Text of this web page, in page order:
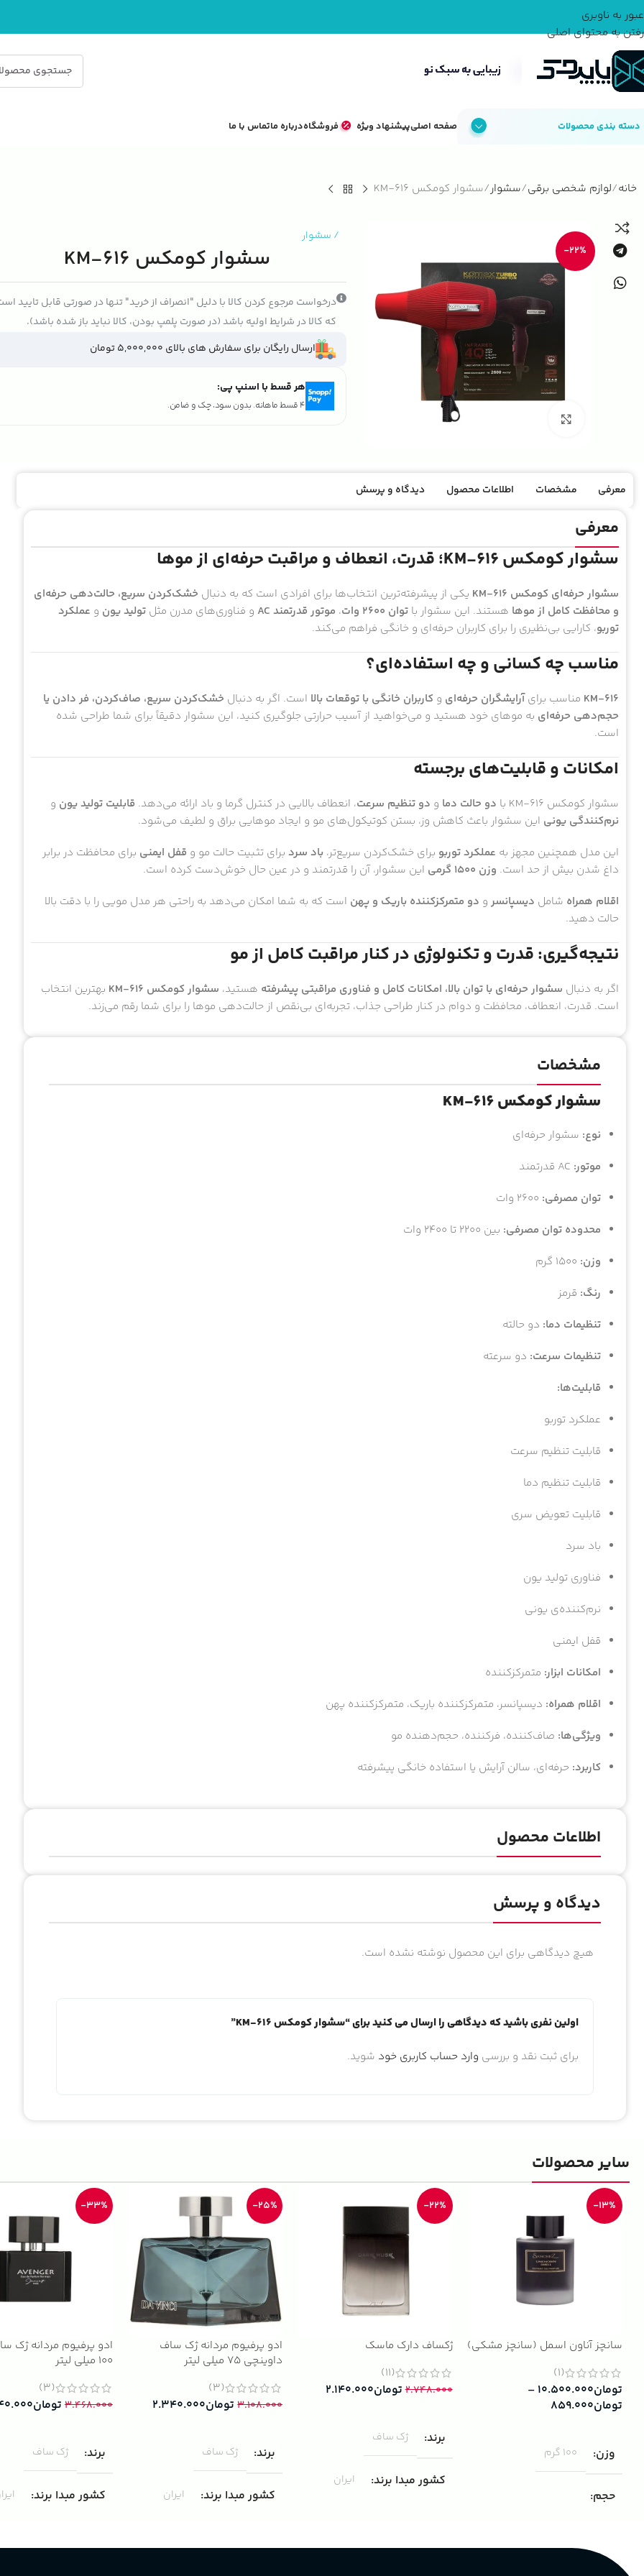
عبور به ناوبری
رفتن به محتوای اصلی
دسته بندی محصولات صفحه اصلیپیشنهاد ویژه فروشگاهدرباره ماتماس با ما
خانه لوازم شخصی برقی سشوار سشوار کومکس KM-616
-22%
/ سشوار
سشوار کومکس KM-616
درخواست مرجوع کردن کالا با دلیل "انصراف از خرید" تنها در صورتی قابل تایید
که کالا در شرایط اولیه باشد (در صورت پلمپ بودن، کالا نباید باز شده باشد).
ارسال رایگان برای سفارش های بالای 5,000,000 تومان
هر قسط با اسنپ پی:
4 قسط ماهانه. بدون سود، چک و ضامن.
معرفی مشخصات اطلاعات محصول دیدگاه و پرسش
معرفی
سشوار کومکس KM-616؛ قدرت، انعطاف و مراقبت حرفه‌ای از موها
سشوار حرفه‌ای کومکس KM-616 یکی از پیشرفته‌ترین انتخاب‌ها برای افرادی است که به دنبال خشک‌کردن سریع، حالت‌دهی حرفه‌ای
و محافظت کامل از موها هستند. این سشوار با توان ۲۶۰۰ وات ، موتور قدرتمند AC و فناوری‌های مدرن مثل تولید یون و عملکرد
توربو، کارایی بی‌نظیری را برای کاربران حرفه‌ای و خانگی فراهم می‌کند.
مناسب چه کسانی و چه استفاده‌ای؟
KM-616 مناسب برایآرایشگران حرفه‌ای و کاربران خانگی با توقعات بالا است. اگر به دنبال خشک‌کردن سریع، صاف‌کردن، فر دادن یا
حجم‌دهی حرفه‌ای به موهای خود هستید و می‌خواهید از آسیب حرارتی جلوگیری کنید، این سشوار دقیقاً برای شما طراحی شده
است.
امکانات و قابلیت‌های برجسته
سشوار کومکس KM-616 با دو حالت دما و دو تنظیم سرعت، انعطاف بالایی در کنترل گرما و باد ارائه می‌دهد. قابلیت تولید یون و
نرم‌کنندگی یونی این سشوار باعث کاهش وز، بستن کوتیکول‌های مو و ایجاد موهایی براق و لطیف می‌شود.
این مدل همچنین مجهز به عملکرد توربو برای خشک‌کردن سریع‌تر، باد سرد برای تثبیت حالت مو و قفل ایمنی برای محافظت در برابر
داغ شدن بیش از حد است. وزن ۱۵۰۰ گرمی
این سشوار، آن را قدرتمند و در عین حال خوش‌دست کرده است.
اقلام همراه شامل دیسپانسر و دو متمرکزکننده باریک و پهن است که به شما امکان می‌دهد به راحتی هر مدل مویی را با دقت بالا
حالت دهید.
نتیجه‌گیری: قدرت و تکنولوژی در کنار مراقبت کامل از مو
اگر به دنبال سشوار حرفه‌ای با توان بالا، امکانات کامل و فناوری مراقبتی پیشرفته هستید، سشوار کومکس KM-616
بهترین انتخاب
است. قدرت، انعطاف، محافظت و دوام در کنار طراحی جذاب، تجربه‌ای بی‌نقص از حالت‌دهی موها را برای شما رقم می‌زند.
مشخصات
سشوار کومکس KM-616
نوع: سشوار حرفه‌ای
موتور:
توان مصرفی:
محدوده توان مصرفی: بین ۲۲۰۰ تا ۲۴۰۰ وات
وزن:
رنگ: قرمز
تنظیمات دما: دو حالته
تنظیمات سرعت: دو سرعته
قابلیت‌ها:
عملکرد توربو
قابلیت تنظیم سرعت
قابلیت تنظیم دما
قابلیت تعویض سری
باد سرد
فناوری تولید یون
نرم‌کننده‌ی یونی
قفل ایمنی
امکانات ابزار: متمرکزکننده
اقلام همراه: دیسپانسر، متمرکزکننده باریک، متمرکزکننده پهن
ویژگی‌ها: صاف‌کننده، فرکننده، حجم‌دهنده مو
کاربرد: حرفه‌ای، سالن آرایش یا استفاده خانگی پیشرفته
اطلاعات محصول
دیدگاه و پرسش
هیچ دیدگاهی برای این محصول نوشته نشده است.
اولین نفری باشید که دیدگاهی را ارسال می کنید برای “سشوار کومکس KM-616”
برای ثبت نقد و بررسی وارد حساب کاربری خود شوید.
سایر محصولات
-13%
سانچز آناون اسمل (سانچز مشکی)
(1)
تومان۱۰.۵۰۰.۰۰۰ –
تومان۸۵۹.۰۰۰
وزن 100 گرم
حجم
لیتر)
-22%
ژکساف دارک ماسک
(11)
۲.۷۴۸.۰۰۰ تومان۲.۱۴۰.۰۰۰
برند ژک ساف
کشور مبدا برند ایران
-25%
ادو پرفیوم مردانه ژک ساف
داوینچی 75 میلی لیتر
(3)
۳.۱۰۸.۰۰۰ تومان۲.۳۴۰.۰۰۰
برند ژک ساف
کشور مبدا برند ایران
-33%
ادو پرفیوم مردانه ژک
100 میلی لیتر
(3)
۳.۴۶۸.۰۰۰ تومان
برند ژک ساف
کشور مبدا برند